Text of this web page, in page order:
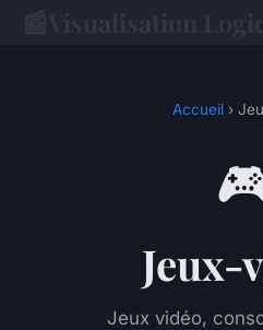
Accueil ›
Jeux-
Jeux vidéo,